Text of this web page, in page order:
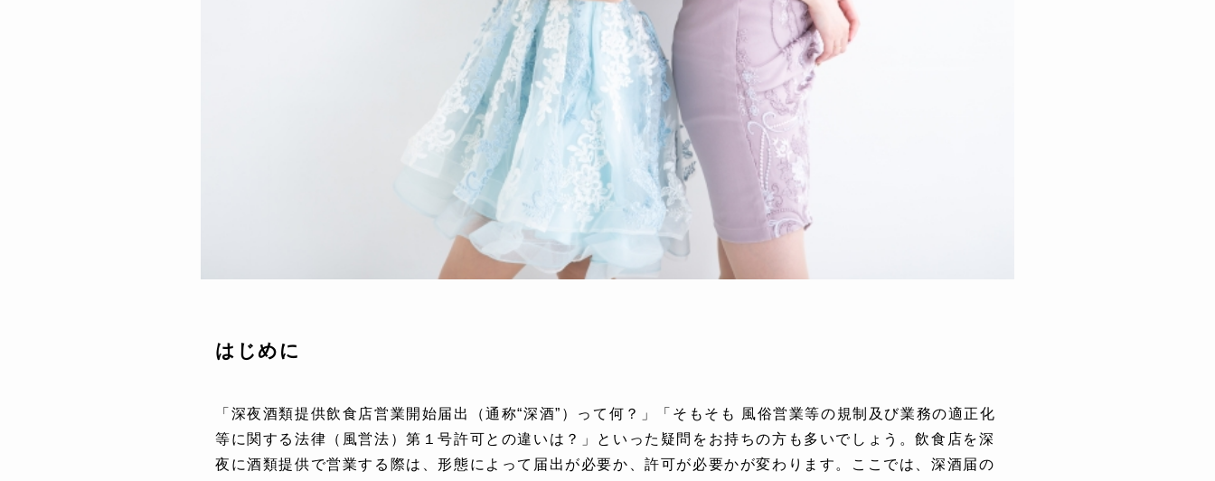
はじめに
「深夜酒類提供飲食店営業開始届出（通称“深酒”）って何？」「そもそも 風俗営業等の規制及び業務の適正化
等に関する法律（風営法）第１号許可との違いは？」といった疑問をお持ちの方も多いでしょう。飲食店を深
夜に酒類提供で営業する際は、形態によって届出が必要か、許可が必要かが変わります。ここでは、深酒届の